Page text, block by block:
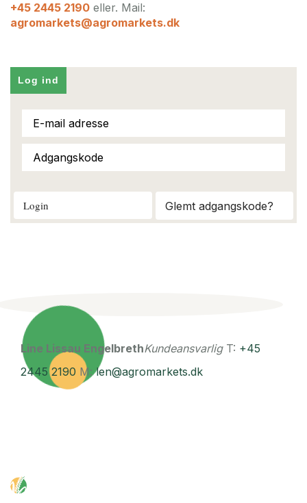
+45 2445 2190 eller. Mail:
agromarkets@agromarkets.dk
Log ind
Login Glemt adgangskode?
Line Lissau EngelbrethKundeansvarligT: +45
2445 2190 M:len@agromarkets.dk